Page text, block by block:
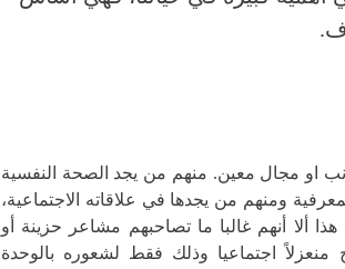
او مجال معين. منهم من يجد الصحة النفسية
ومنهم من يجدها في علاقاته الاجتماعية،
ألا أنهم غالبا ما تصاحبهم مشاعر حزينة أو
اجتماعيا وذلك فقط لشعوره بالوحدة